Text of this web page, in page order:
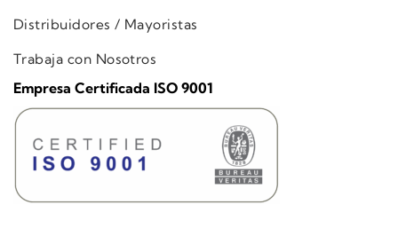
Distribuidores / Mayoristas
Trabaja con Nosotros
Empresa Certificada ISO 9001